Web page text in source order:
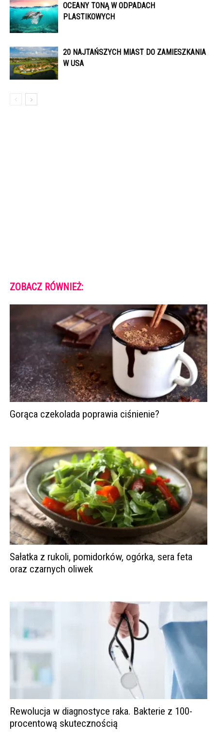
OCEANY TONĄ W ODPADACH
PLASTIKOWYCH
20 NAJTAŃSZYCH MIAST DO ZAMIESZKANIA
W USA
ZOBACZ RÓWNIEŻ:
Gorąca czekolada poprawia ciśnienie?
Sałatka z rukoli, pomidorków, ogórka, sera feta
oraz czarnych oliwek
Rewolucja w diagnostyce raka. Bakterie z 100-
procentową skutecznością